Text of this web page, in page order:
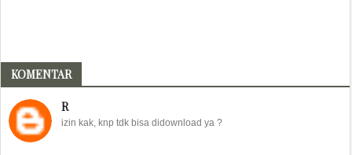
KOMENTAR
R
izin kak, knp tdk bisa didownload ya ?